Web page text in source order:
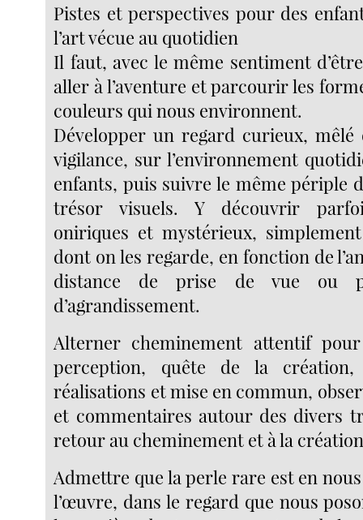
Pistes et perspectives pour des
l’art vécue au quotidien
Il faut, avec le même sentiment
aller à l’aventure et parcourir les
couleurs qui nous environnent.
Développer un regard curieux,
vigilance, sur l’environnement
enfants, puis suivre le même périple
trésor visuels. Y découvrir
oniriques et mystérieux,
dont on les regarde, en fonction de
distance de prise de vue ou
d’agrandissement.
Alterner cheminement attentif
perception, quête de la
réalisations et mise en commun,
et commentaires autour des divers
retour au cheminement et à la
Admettre que la perle rare est en
l’œuvre, dans le regard que nous